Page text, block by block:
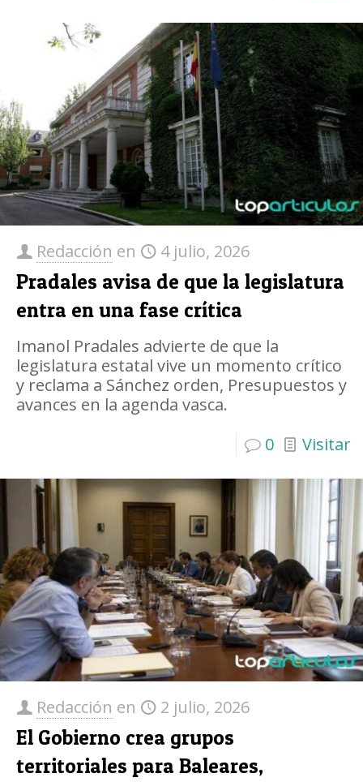
Redacción en 4 julio, 2026
Pradales avisa de que la legislatura
entra en una fase crítica
Imanol Pradales advierte de que la
legislatura estatal vive un momento crítico
y reclama a Sánchez orden, Presupuestos y
avances en la agenda vasca.
0
Visitar
Redacción en 2 julio, 2026
El Gobierno crea grupos
territoriales para Baleares,